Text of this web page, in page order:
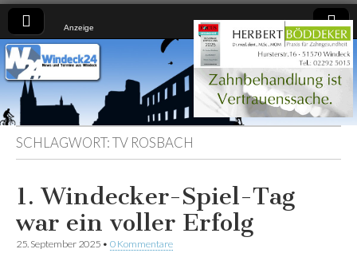
Anzeige
Windeck24
Nachrichten
aus dem
Ländchen
für das
Ländchen
SCHLAGWORT:TV ROSBACH
1. Windecker-Spiel-Tag
war ein voller Erfolg
25. September 2025 • 0 Kommentare